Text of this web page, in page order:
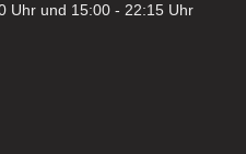
Uhr und 15:00 - 22:15 Uhr